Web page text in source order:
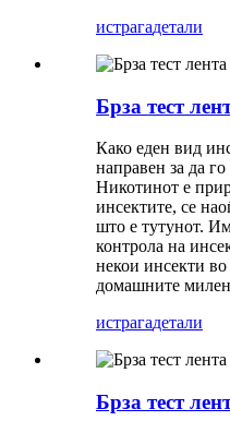
истрагадетали
Брза тест
Како еден вид
направен за да
Никотинот е
инсектите, се
што е тутунот.
контрола на
некои инсекти во
домашните
истрагадетали
Брза тест